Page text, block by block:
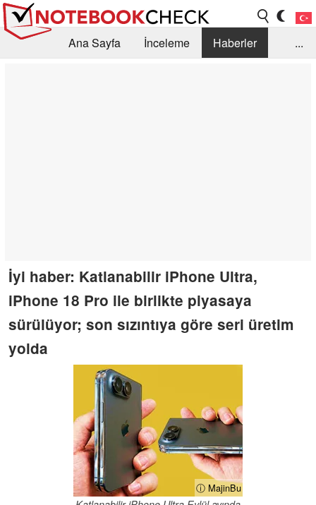
Ana Sayfa İnceleme
Haberler
...
İyi haber: Katlanabilir iPhone Ultra,
iPhone 18 Pro ile birlikte piyasaya
sürülüyor; son sızıntıya göre seri üretim
yolda
ⓘ MajinBu